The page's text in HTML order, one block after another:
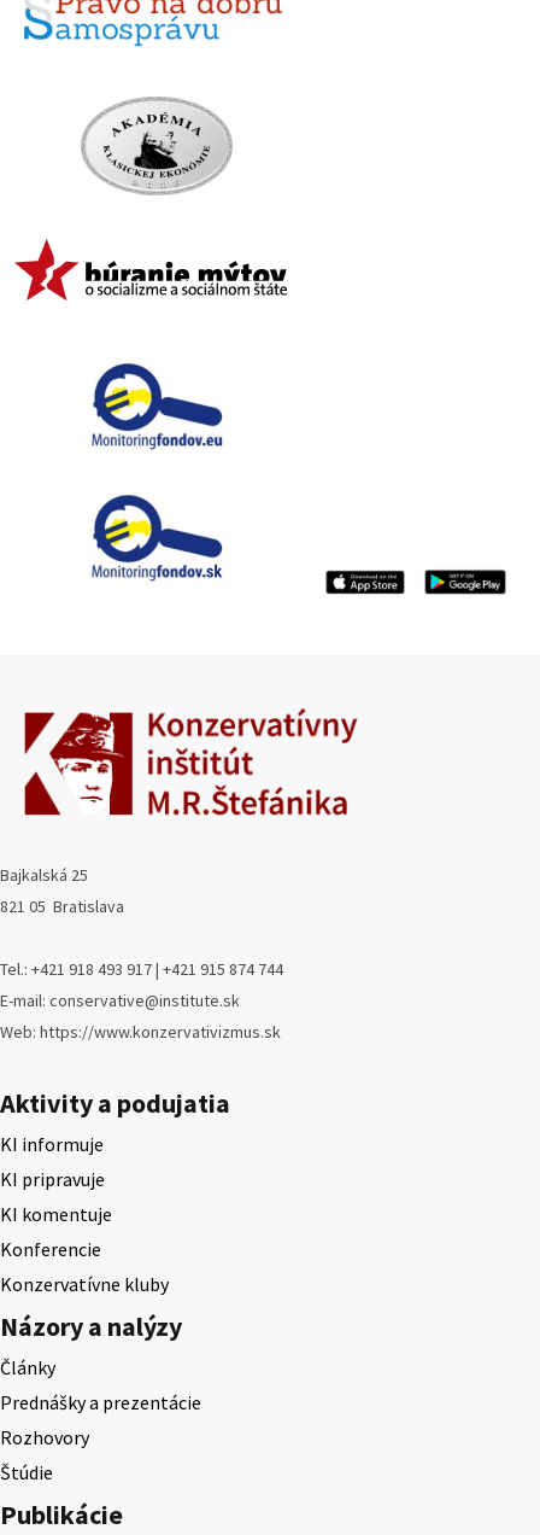
Bajkalská 25
821 05 Bratislava
Tel.: +421 918 493 917 | +421 915 874 744
E-mail: conservative@institute.sk
Web: https://www.konzervativizmus.sk
Aktivity a podujatia
KI informuje
KI pripravuje
KI komentuje
Konferencie
Konzervatívne kluby
Názory a nalýzy
Články
Prednášky a prezentácie
Rozhovory
Štúdie
Publikácie